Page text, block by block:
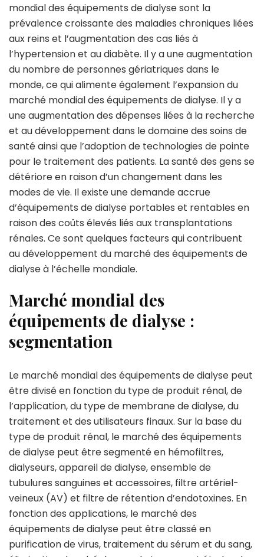
mondial des équipements de dialyse sont la
prévalence croissante des maladies chroniques liées
aux reins et l’augmentation des cas liés à
l’hypertension et au diabète. Il y a une augmentation
du nombre de personnes gériatriques dans le
monde, ce qui alimente également l’expansion du
marché mondial des équipements de dialyse. Il y a
une augmentation des dépenses liées à la recherche
et au développement dans le domaine des soins de
santé ainsi que l’adoption de technologies de pointe
pour le traitement des patients. La santé des gens se
détériore en raison d’un changement dans les
modes de vie. Il existe une demande accrue
d’équipements de dialyse portables et rentables en
raison des coûts élevés liés aux transplantations
rénales. Ce sont quelques facteurs qui contribuent
au développement du marché des équipements de
dialyse à l’échelle mondiale.
Marché mondial des
équipements de dialyse :
segmentation
Le marché mondial des équipements de dialyse peut
être divisé en fonction du type de produit rénal, de
l’application, du type de membrane de dialyse, du
traitement et des utilisateurs finaux. Sur la base du
type de produit rénal, le marché des équipements
de dialyse peut être segmenté en hémofiltres,
dialyseurs, appareil de dialyse, ensemble de
tubulures sanguines et accessoires, filtre artériel-
veineux (AV) et filtre de rétention d’endotoxines. En
fonction des applications, le marché des
équipements de dialyse peut être classé en
purification de virus, traitement du sérum et du sang,